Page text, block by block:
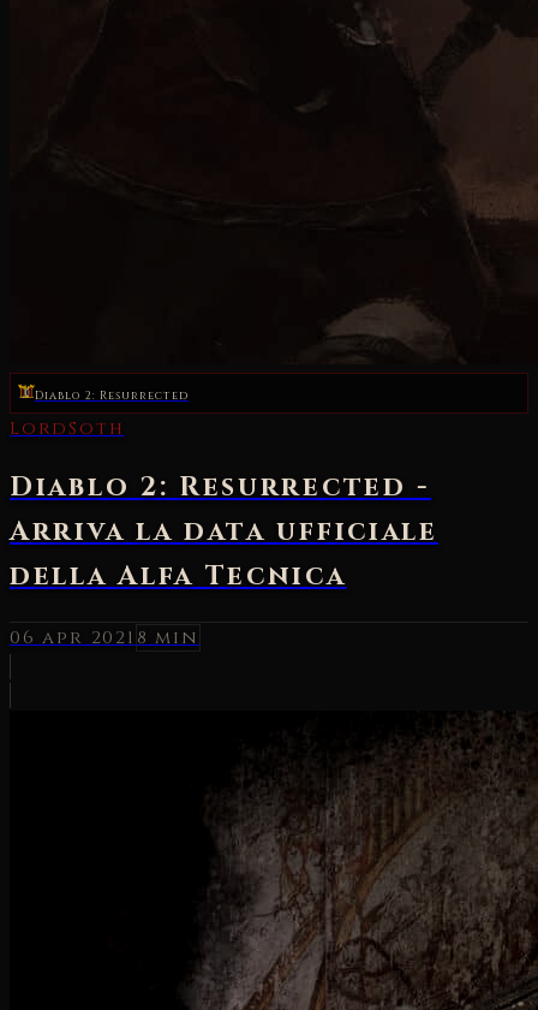
Diablo 2: Resurrected
LordSoth
Diablo 2: Resurrected -
Arriva la data ufficiale
della Alfa Tecnica
06 apr 2021 8 min